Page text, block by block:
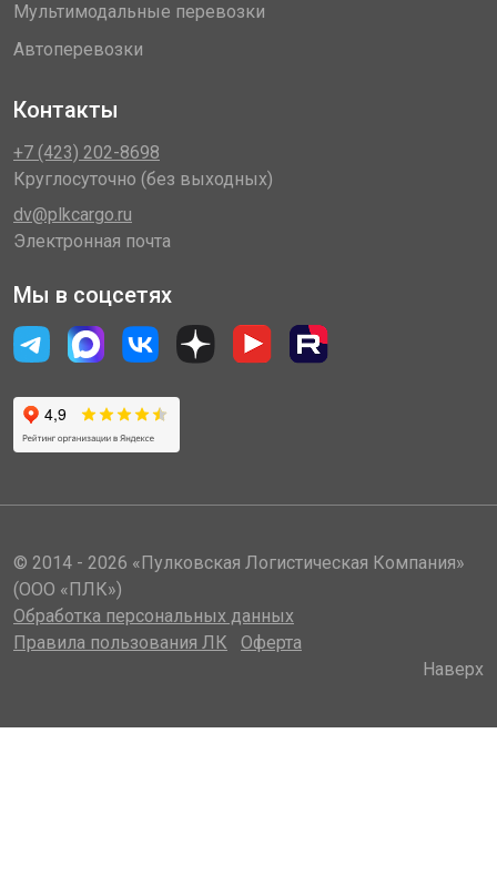
Мультимодальные перевозки
Автоперевозки
Контакты
+7 (423) 202-8698
Круглосуточно (без выходных)
dv@plkcargo.ru
Электронная почта
Мы в соцсетях
© 2014 - 2026 «Пулковская Логистическая Компания»
(ООО «ПЛК»)
Обработка персональных данных
Правила пользования ЛК
Оферта
Наверх